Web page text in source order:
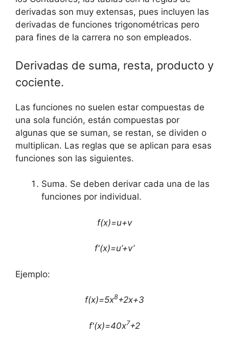
derivadas son muy extensas, pues incluyen las
derivadas de funciones trigonométricas pero
para fines de la carrera no son empleados.
Derivadas de suma, resta, producto y
cociente.
Las funciones no suelen estar compuestas de
una sola función, están compuestas por
algunas que se suman, se restan, se dividen o
multiplican. Las reglas que se aplican para esas
funciones son las siguientes.
Suma. Se deben derivar cada una de las
funciones por individual.
f(x)=u+v
f'(x)=u’+v’
Ejemplo:
f(x)=5x8+2x+3
f'(x)=40x7+2